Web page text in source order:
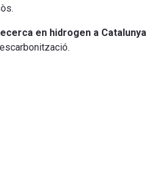
en hidrogen a Catalunya